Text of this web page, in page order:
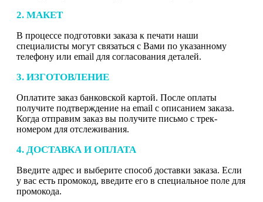
2. МАКЕТ
В процессе подготовки заказа к печати наши
специалисты могут связаться с Вами по указанному
телефону или email для согласования деталей.
3. ИЗГОТОВЛЕНИЕ
Оплатите заказ банковской картой. После оплаты
получите подтверждение на email с описанием заказа.
Когда отправим заказ вы получите письмо с трек-
номером для отслеживания.
4. ДОСТАВКА И ОПЛАТА
Введите адрес и выберите способ доставки заказа. Если
у вас есть промокод, введите его в специальное поле для
промокода.